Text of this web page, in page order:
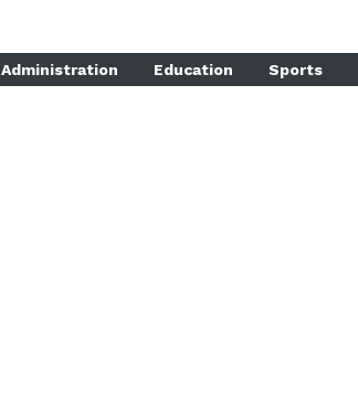
Administration Education Sports